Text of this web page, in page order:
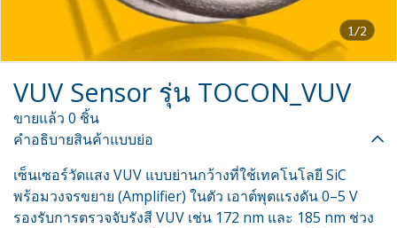
1/2
VUV Sensor รุ่น TOCON_VUV
ขายแล้ว 0 ชิ้น
คำอธิบายสินค้าแบบย่อ
เซ็นเซอร์วัดแสง VUV แบบย่านกว้างที่ใช้เทคโนโลยี SiC
พร้อมวงจรขยาย (Amplifier) ในตัว เอาต์พุตแรงดัน 0–5 V
รองรับการตรวจจับรังสี VUV เช่น 172 nm และ 185 nm ช่วง